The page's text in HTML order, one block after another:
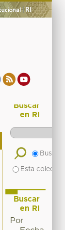
Buscar
en RI
Buscar
Esta
Buscar
en RI
Por